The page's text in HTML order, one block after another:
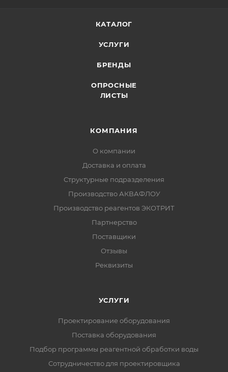
КАТАЛОГ
УСЛУГИ
БРЕНДЫ
ОПРОСНЫЕ
ЛИСТЫ
КОМПАНИЯ
О компании
Доставка и оплата
Структурные подразделения
Производство АКВАФЛОУ
Производство реагентов ЭКОТРИТ
Партнерство
Поставщики
Отзывы
Реквизиты
УСЛУГИ
Проектирование оборудования
Поставка оборудования
Подбор программы реагентной обработки воды
Сотрудничество для проектировщика